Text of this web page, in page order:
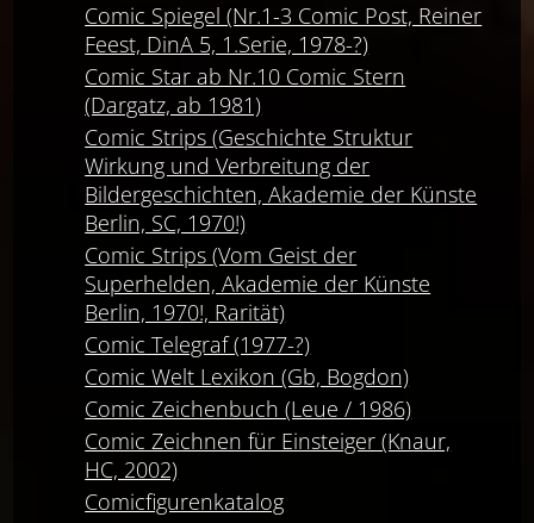
Comic Spiegel (Nr.1-3 Comic Post, Reiner
Feest, DinA 5, 1.Serie, 1978-?)
Comic Star ab Nr.10 Comic Stern
(Dargatz, ab 1981)
Comic Strips (Geschichte Struktur
Wirkung und Verbreitung der
Bildergeschichten, Akademie der Künste
Berlin, SC, 1970!)
Comic Strips (Vom Geist der
Superhelden, Akademie der Künste
Berlin, 1970!, Rarität)
Comic Telegraf (1977-?)
Comic Welt Lexikon (Gb, Bogdon)
Comic Zeichenbuch (Leue / 1986)
Comic Zeichnen für Einsteiger (Knaur,
HC, 2002)
Comicfigurenkatalog